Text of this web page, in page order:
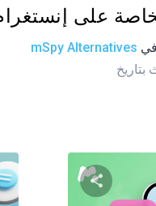
على
في mSpy Alternatives